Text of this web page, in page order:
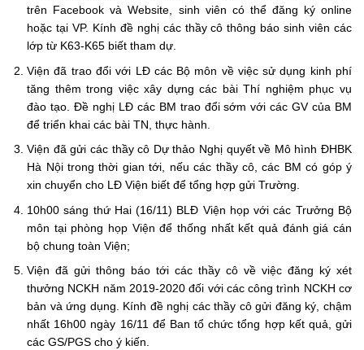
trên Facebook và Website, sinh viên có thể đăng ký online
hoặc tại VP. Kính đề nghị các thầy cô thông báo sinh viên các
lớp từ K63-K65 biết tham dự.
Viện đã trao đổi với LĐ các Bộ môn về việc sử dụng kinh phí
tăng thêm trong việc xây dựng các bài Thí nghiệm phục vụ
đào tạo. Đề nghị LĐ các BM trao đổi sớm với các GV của BM
để triển khai các bài TN, thực hành.
Viện đã gửi các thầy cô Dự thảo Nghị quyết về Mô hình ĐHBK
Hà Nội trong thời gian tới, nếu các thầy cô, các BM có góp ý
xin chuyển cho LĐ Viện biết để tổng hợp gửi Trường.
10h00 sáng thứ Hai (16/11) BLĐ Viện họp với các Trưởng Bộ
môn tại phòng họp Viện để thống nhất kết quả đánh giá cán
bộ chung toàn Viện;
Viện đã gửi thông báo tới các thầy cô về việc đăng ký xét
thưởng NCKH năm 2019-2020 đối với các công trình NCKH cơ
bản và ứng dụng. Kính đề nghị các thầy cô gửi đăng ký, chậm
nhất 16h00 ngày 16/11 để Ban tổ chức tổng hợp kết quả, gửi
các GS/PGS cho ý kiến.